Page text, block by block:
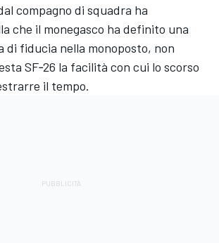
compagno di squadra ha
che il monegasco ha definito una
di fiducia nella monoposto, non
SF‑26 la facilità con cui lo scorso
il tempo.